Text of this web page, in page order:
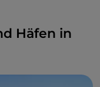
Häfen in